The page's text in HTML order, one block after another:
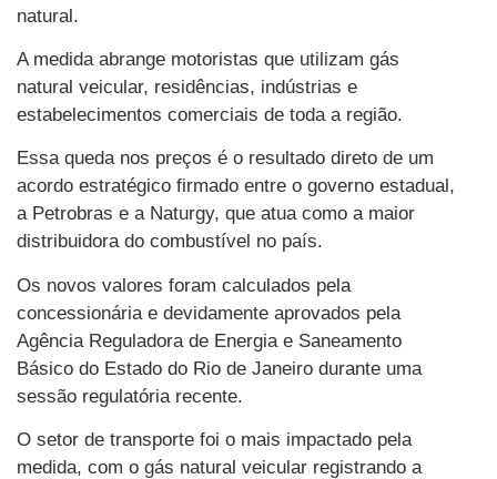
natural.
A medida abrange motoristas que utilizam gás
natural veicular, residências, indústrias e
estabelecimentos comerciais de toda a região.
Essa queda nos preços é o resultado direto de um
acordo estratégico firmado entre o governo estadual,
a Petrobras e a Naturgy, que atua como a maior
distribuidora do combustível no país.
Os novos valores foram calculados pela
concessionária e devidamente aprovados pela
Agência Reguladora de Energia e Saneamento
Básico do Estado do Rio de Janeiro durante uma
sessão regulatória recente.
O setor de transporte foi o mais impactado pela
medida, com o gás natural veicular registrando a